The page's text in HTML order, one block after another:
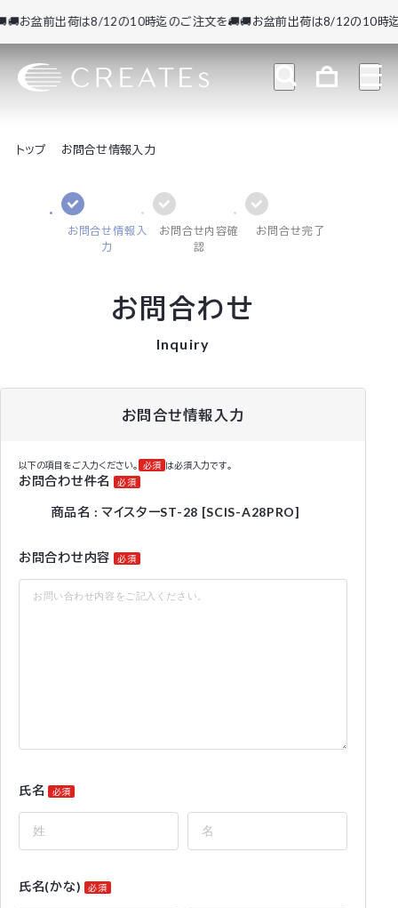
お盆前出荷は8/12の10時迄のご注文を🚚🚚お盆前出荷は8/12の10時迄
トップ お問合せ情報入力
お問合せ情報入
力
お問合せ内容確
認
お問合せ完了
お問合わせ
Inquiry
お問合せ情報入力
以下の項目をご入力ください。 必須 は必須入力です。
お問合わせ件名 必須
商品名 : マイスターST-28 [SCIS-A28PRO]
お問合わせ内容 必須
氏名 必須
氏名(かな) 必須